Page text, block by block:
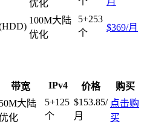
优化
100M大陆
优化
5+253
个
$369/月
带宽 IPv4 价格 购买
50M大陆
化
5+125
个
$153.85/
月
点击购
买